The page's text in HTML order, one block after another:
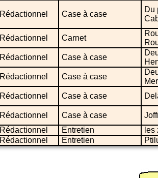
Rédactionnel Case à case
Du
Rédactionnel Carnet
Rédactionnel Case à case
Rédactionnel Case à case
Rédactionnel Case à case
Rédactionnel Case à case
Rédactionnel Entretien
les
Rédactionnel Entretien